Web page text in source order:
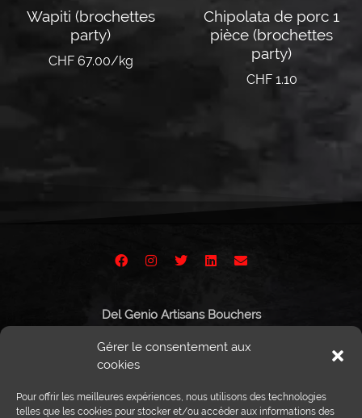
Gérer le consentement aux
cookies
Pour offrir les meilleures expériences, nous utilisons des technologies
telles que les cookies pour stocker et/ou accéder aux informations des
Wapiti (brochettes
party)
CHF 67.00/kg
Ajouter au panier
Chipolata de porc 1
pièce (brochettes
party)
CHF1.10
Del Genio Artisans Bouchers
1950 Sion